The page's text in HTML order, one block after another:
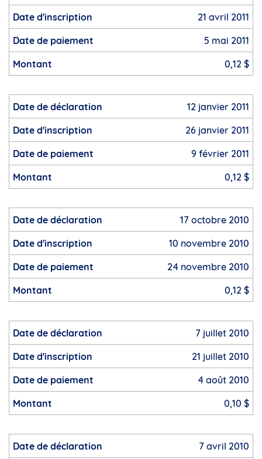
21 avril 2011
5 mai 2011
0,12 $
12 janvier 2011
26 janvier 2011
9 février 2011
0,12 $
17 octobre 2010
10 novembre 2010
24 novembre 2010
0,12 $
7 juillet 2010
21 juillet 2010
4 août 2010
0,10 $
7 avril 2010